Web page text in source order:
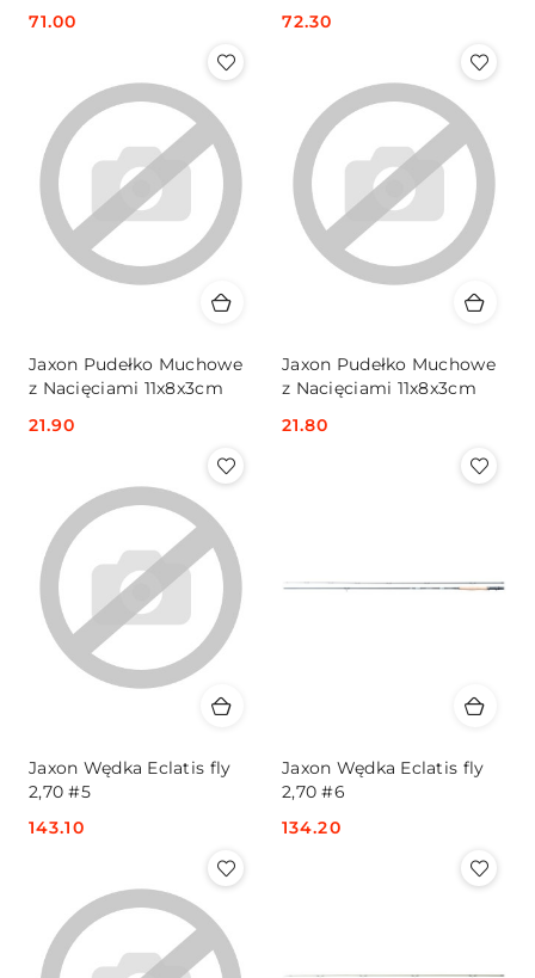
Cena:
71.00 Cena:
72.30
Jaxon Pudełko Muchowe
z Nacięciami 11x8x3cm
Cena:
21.90
Jaxon Pudełko Muchowe
z Nacięciami 11x8x3cm
Cena:
21.80
Jaxon Wędka Eclatis fly
2,70 #5
Cena:
143.10
Jaxon Wędka Eclatis fly
2,70 #6
Cena:
134.20